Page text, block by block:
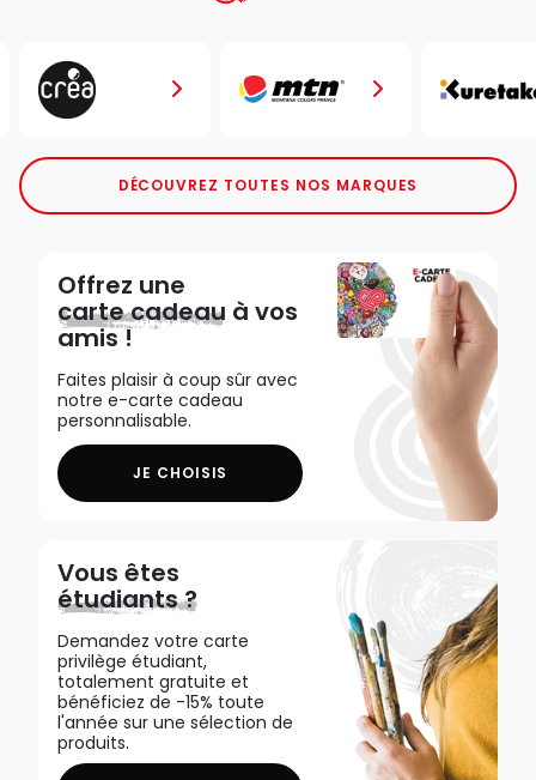
DÉCOUVREZ TOUTES NOS MARQUES
Offrez une
carte cadeau à vos
amis !
Faites plaisir à coup sûr avec
notre e-carte cadeau
personnalisable.
JE CHOISIS
Vous êtes
étudiants ?
Demandez votre carte
privilège étudiant,
totalement gratuite et
bénéficiez de -15% toute
l'année sur une sélection de
produits.